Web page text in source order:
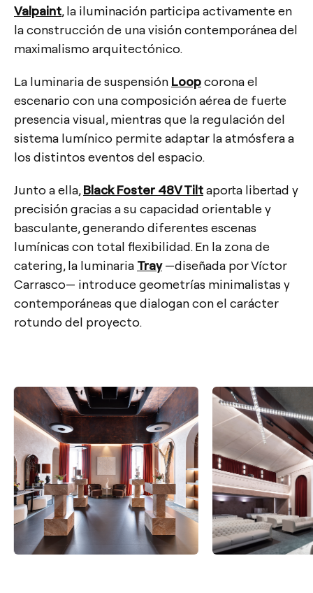
Valpaint, la iluminación participa activamente en
la construcción de una visión contemporánea del
maximalismo arquitectónico.
La luminaria de suspensión Loopcorona el
escenario con una composición aérea de fuerte
presencia visual, mientras que la regulación del
sistema lumínico permite adaptar la atmósfera a
los distintos eventos del espacio.
Junto a ella,Black Foster 48V Tiltaporta libertad y
precisión gracias a su capacidad orientable y
basculante, generando diferentes escenas
lumínicas con total flexibilidad. En la zona de
catering, la luminaria Tray—diseñada por Víctor
Carrasco— introduce geometrías minimalistas y
contemporáneas que dialogan con el carácter
rotundo del proyecto.